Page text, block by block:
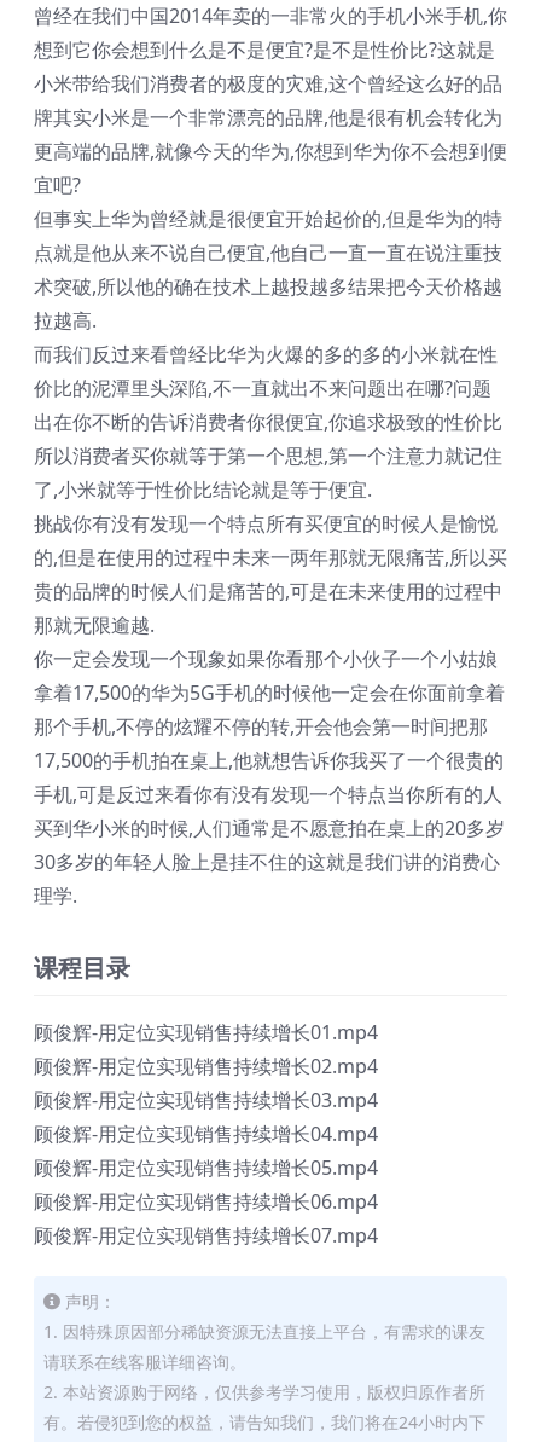
曾经在我们中国2014年卖的一非常火的手机小米手机,你
想到它你会想到什么是不是便宜?是不是性价比?这就是
小米带给我们消费者的极度的灾难,这个曾经这么好的品
牌其实小米是一个非常漂亮的品牌,他是很有机会转化为
更高端的品牌,就像今天的华为,你想到华为你不会想到便
宜吧?
但事实上华为曾经就是很便宜开始起价的,但是华为的特
点就是他从来不说自己便宜,他自己一直一直在说注重技
术突破,所以他的确在技术上越投越多结果把今天价格越
拉越高.
而我们反过来看曾经比华为火爆的多的多的小米就在性
价比的泥潭里头深陷,不一直就出不来问题出在哪?问题
出在你不断的告诉消费者你很便宜,你追求极致的性价比
所以消费者买你就等于第一个思想,第一个注意力就记住
了,小米就等于性价比结论就是等于便宜.
挑战你有没有发现一个特点所有买便宜的时候人是愉悦
的,但是在使用的过程中未来一两年那就无限痛苦,所以买
贵的品牌的时候人们是痛苦的,可是在未来使用的过程中
那就无限逾越.
你一定会发现一个现象如果你看那个小伙子一个小姑娘
拿着17,500的华为5G手机的时候他一定会在你面前拿着
那个手机,不停的炫耀不停的转,开会他会第一时间把那
17,500的手机拍在桌上,他就想告诉你我买了一个很贵的
手机,可是反过来看你有没有发现一个特点当你所有的人
买到华小米的时候,人们通常是不愿意拍在桌上的20多岁
30多岁的年轻人脸上是挂不住的这就是我们讲的消费心
理学.
课程目录
顾俊辉-用定位实现销售持续增长01.mp4
顾俊辉-用定位实现销售持续增长02.mp4
顾俊辉-用定位实现销售持续增长03.mp4
顾俊辉-用定位实现销售持续增长04.mp4
顾俊辉-用定位实现销售持续增长05.mp4
顾俊辉-用定位实现销售持续增长06.mp4
顾俊辉-用定位实现销售持续增长07.mp4
声明：
1. 因特殊原因部分稀缺资源无法直接上平台，有需求的课友
请联系在线客服详细咨询。
2. 本站资源购于网络，仅供参考学习使用，版权归原作者所
有。若侵犯到您的权益，请告知我们，我们将在24小时内下